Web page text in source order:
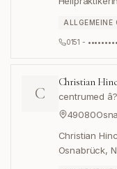
ALLGEMEINE
0151 - •••••••••
C
Christian
centrumed
49080
Christian
Osnabrück,